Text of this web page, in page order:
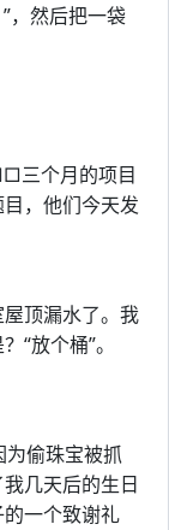
，然后把一袋
三个月的项目
，他们今天发
顶漏水了。我
“放个桶”。
偷珠宝被抓
几天后的生日
一个致谢礼